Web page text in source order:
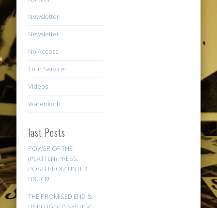
Newsletter
Newsletter
No Access
Tour Service
Videos
Warenkorb
last Posts
POWER OF THE
(PLATTEN) PRESS:
POSTERBOIZ UNTER
DRUCK!
THE PROMISED END &